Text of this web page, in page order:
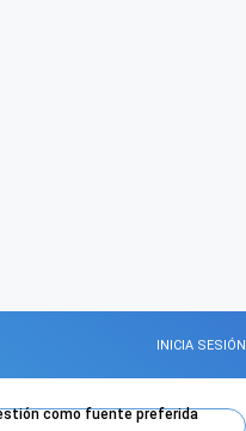
INICIA SESIÓN
como fuente preferida